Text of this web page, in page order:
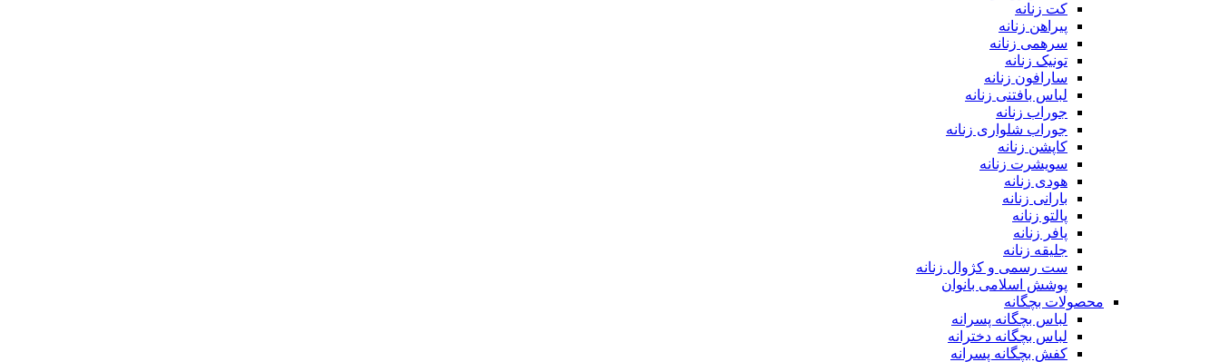
کت زنانه
پیراهن زنانه
سرهمی زنانه
تونیک زنانه
سارافون زنانه
لباس بافتنی زنانه
جوراب زنانه
جوراب شلواری زنانه
کاپشن زنانه
سویشرت زنانه
هودی زنانه
بارانی زنانه
پالتو زنانه
پافر زنانه
جلیقه زنانه
ست رسمی و کژوال زنانه
پوشش اسلامی بانوان
محصولات بچگانه
لباس بچگانه پسرانه
لباس بچگانه دخترانه
کفش بچگانه پسرانه